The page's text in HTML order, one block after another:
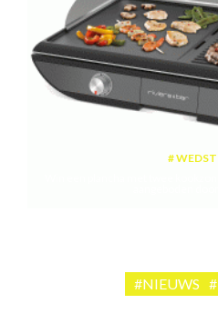
#NIEUWS